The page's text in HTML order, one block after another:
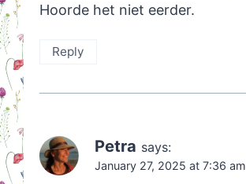
Hoorde het niet eerder.
Reply
Petra says:
January 27, 2025 at 7:36 am